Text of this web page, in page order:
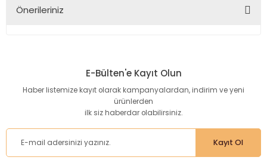
Önerileriniz
Görüş ve önerileriniz için teşekkür ederiz.
Ürün resmi kalitesiz, bozuk veya görüntülenemiyor.
Ürün bilgilerinde hatalar bulunuyor.
Ürün fiyatı diğer sitelerden daha pahalı.
E-Bülten'e Kayıt Olun
Haber listemize kayıt olarak kampanyalardan, indirim ve yeni
ürünlerden
ilk siz haberdar olabilirsiniz.
Kayıt Ol